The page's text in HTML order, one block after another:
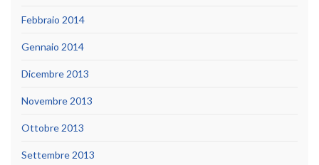
Febbraio 2014
Gennaio 2014
Dicembre 2013
Novembre 2013
Ottobre 2013
Settembre 2013